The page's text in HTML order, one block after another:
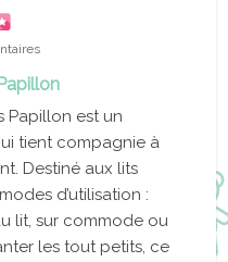
Papillon est un
tient compagnie à
Destiné aux lits
d’utilisation :
lit, sur commode ou
les tout petits, ce